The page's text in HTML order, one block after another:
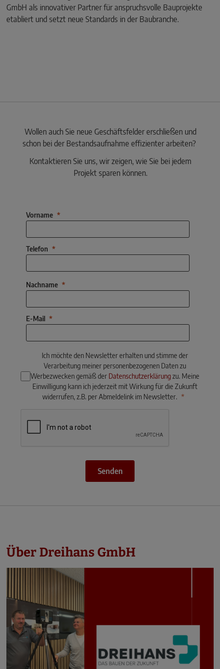
GmbH als innovativer Partner für anspruchsvolle Bauprojekte
etabliert und setzt neue Standards in der Baubranche.
Wollen auch Sie neue Geschäftsfelder erschließen und
schon bei der Bestandsaufnahme effizienter arbeiten?
Kontaktieren Sie uns, wir zeigen, wie Sie bei jedem
Projekt sparen können.
Vorname
Telefon
Nachname
E-Mail
Ich möchte den Newsletter erhalten und stimme der
Verarbeitung meiner personenbezogenen Daten zu
Werbezwecken gemäß der Datenschutzerklärungzu. Meine
Einwilligung kann ich jederzeit mit Wirkung für die Zukunft
widerrufen, z.B. per Abmeldelink im Newsletter.
Senden
Über Dreihans GmbH